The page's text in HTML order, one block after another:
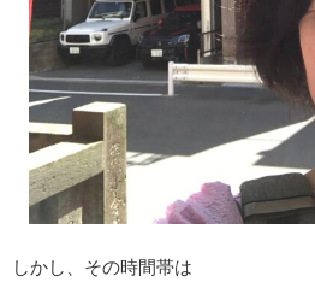
しかし、その時間帯は